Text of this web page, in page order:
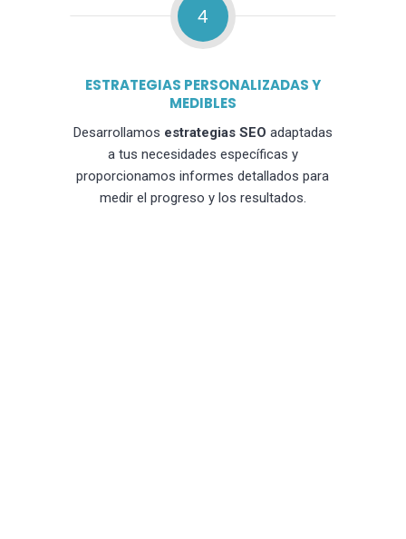
4
ESTRATEGIAS PERSONALIZADAS Y
MEDIBLES
Desarrollamos estrategias SEO adaptadas
a tus necesidades específicas y
proporcionamos informes detallados para
medir el progreso y los resultados.